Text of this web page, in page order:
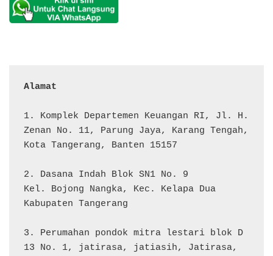
Alamat
1. Komplek Departemen Keuangan RI, Jl. H.
Zenan No. 11, Parung Jaya, Karang Tengah,
Kota Tangerang, Banten 15157
2. Dasana Indah Blok SN1 No. 9
Kel. Bojong Nangka, Kec. Kelapa Dua
Kabupaten Tangerang
3. Perumahan pondok mitra lestari blok D
13 No. 1, jatirasa, jatiasih, Jatirasa,